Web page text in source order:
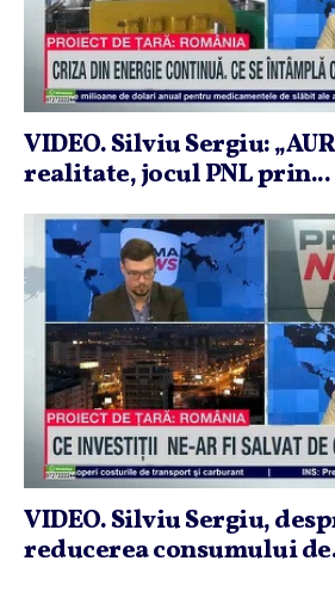
VIDEO. Silviu Sergiu:
realitate, jocul PNL prin...
VIDEO. Silviu Sergiu,
reducerea consumului